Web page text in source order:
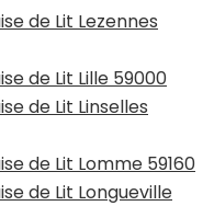
de Lit Lezennes
de Lit Lille 59000
de Lit Linselles
de Lit Lomme 59160
de Lit Longueville